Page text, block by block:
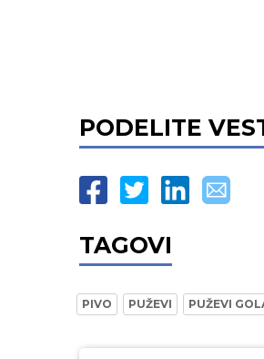
PODELITE
TAGOVI
PIVO PUŽEVI PUŽEVI